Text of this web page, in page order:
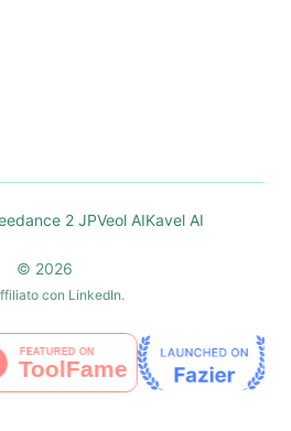
2 JPVeol AIKavel AI
© 2026
con LinkedIn.